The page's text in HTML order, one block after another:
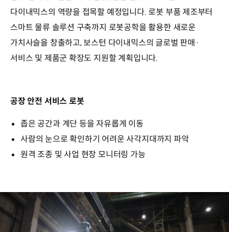
다이내믹스의 역량을 접목할 예정입니다. 로봇 부품 제조부터
스마트 물류 솔루션 구축까지 로봇공학을 활용한 새로운
가치사슬을 창출하고, 보스턴 다이내믹스의 글로벌 판매·
서비스 및 제품군 확장도 지원할 계획입니다.
공장 안전 서비스 로봇
좁은 공간과 계단 등을 자유롭게 이동
사람의 눈으로 확인하기 어려운 사각지대까지 파악
원격 조종 및 사업 현장 모니터링 가능